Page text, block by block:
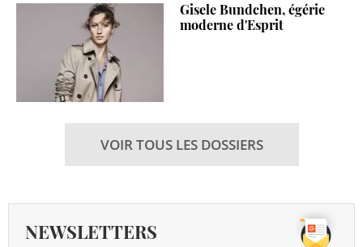
Gisele Bundchen, égérie
moderne d'Esprit
VOIR TOUS LES DOSSIERS
NEWSLETTERS